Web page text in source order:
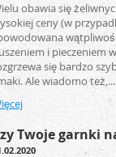
obawia się
ceny (w
i pieczeniem
się bardzo
Ale wiadomo też,...
Twoje garnki